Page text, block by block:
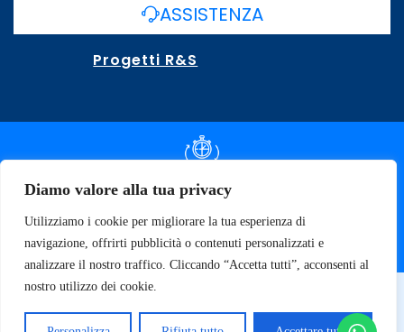
Diamo valore alla tua privacy
Utilizziamo i cookie per migliorare la tua esperienza di
navigazione, offrirti pubblicità o contenuti personalizzati e
analizzare il nostro traffico. Cliccando “Accetta tutti”, acconsenti al
nostro utilizzo dei cookie.
ASSISTENZA
Progetti R&S
DOCUMENTAZIONE SLA
SPECIFICHE TECNICHE
© 2026 SOFT TECNOLOGY | P.IVA 02137470643